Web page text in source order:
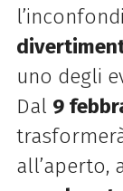
uno degli
Dal 9
all’aperto,